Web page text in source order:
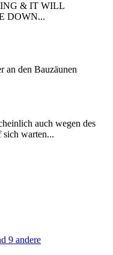
& IT WILL
DOWN...
an den Bauzäunen
auch wegen des
sich warten...
9 andere